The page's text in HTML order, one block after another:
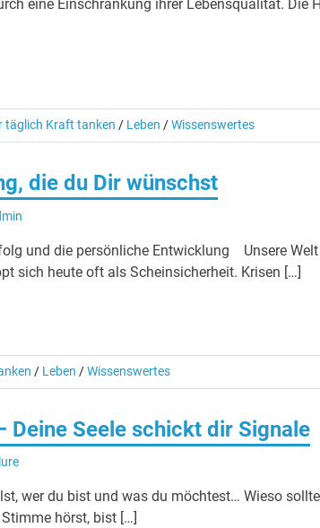
eine Einschränkung ihrer Lebensqualität. Die
täglich Kraft tanken / Leben /Wissenswertes
die du Dir wünschst
und die persönliche Entwicklung Unsere
sich heute oft als Scheinsicherheit. Krisen […]
/ Leben /Wissenswertes
Deine Seele schickt dir Signale
wer du bist und was du möchtest… Wieso
hörst, bist […]